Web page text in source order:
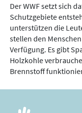
Der WWF setzt sich
Schutzgebiete
unterstützen die
stellen den
Verfügung. Es gibt
Holzkohle
Brennstoff